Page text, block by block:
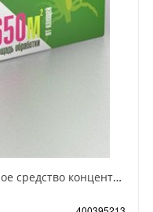
Циперметрин Профессиональное средство концентрат эмульсии 25% для уничтожения тараканов, мух,комаров, блох, клопов, муравьев, ос 50 мл